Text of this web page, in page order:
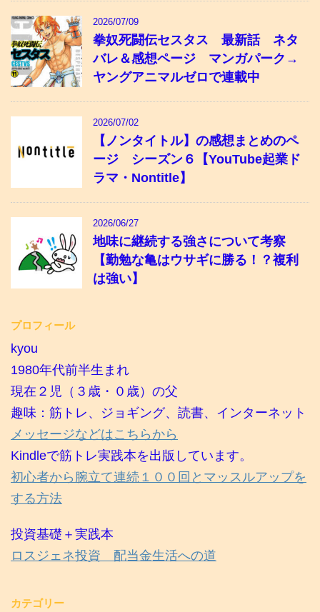
2026/07/09
拳奴死闘伝セスタス 最新話 ネタ
バレ＆感想ページ マンガパーク→
ヤングアニマルゼロで連載中
2026/07/02
【ノンタイトル】の感想まとめのペ
ージ シーズン６【YouTube起業ド
ラマ・Nontitle】
2026/06/27
地味に継続する強さについて考察
【勤勉な亀はウサギに勝る！？複利
は強い】
プロフィール
kyou
1980年代前半生まれ
現在２児（３歳・０歳）の父
趣味：筋トレ、ジョギング、読書、インターネット
メッセージなどはこちらから
Kindleで筋トレ実践本を出版しています。
初心者から腕立て連続１００回とマッスルアップを
する方法
投資基礎＋実践本
ロスジェネ投資 配当金生活への道
カテゴリー